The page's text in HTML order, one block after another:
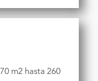
m2 hasta 260